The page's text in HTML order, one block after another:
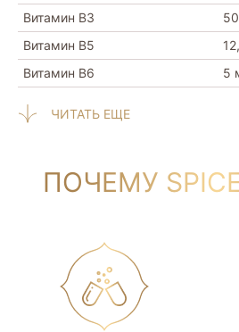
лактозы, сои, дрожжей, сахара,
ароматизаторов, подсластителей,
красителей, ГМО, диоксида титана.
Веган-капсула на растительной
приема веганам и вегетарианцам.
В ПРОДАЖЕ МОГУТ БЫТЬ
Витамин B3
Витамин B5
Витамин B6
5
ЧИТАТЬ ЕЩЕ
ПОЧЕМУ